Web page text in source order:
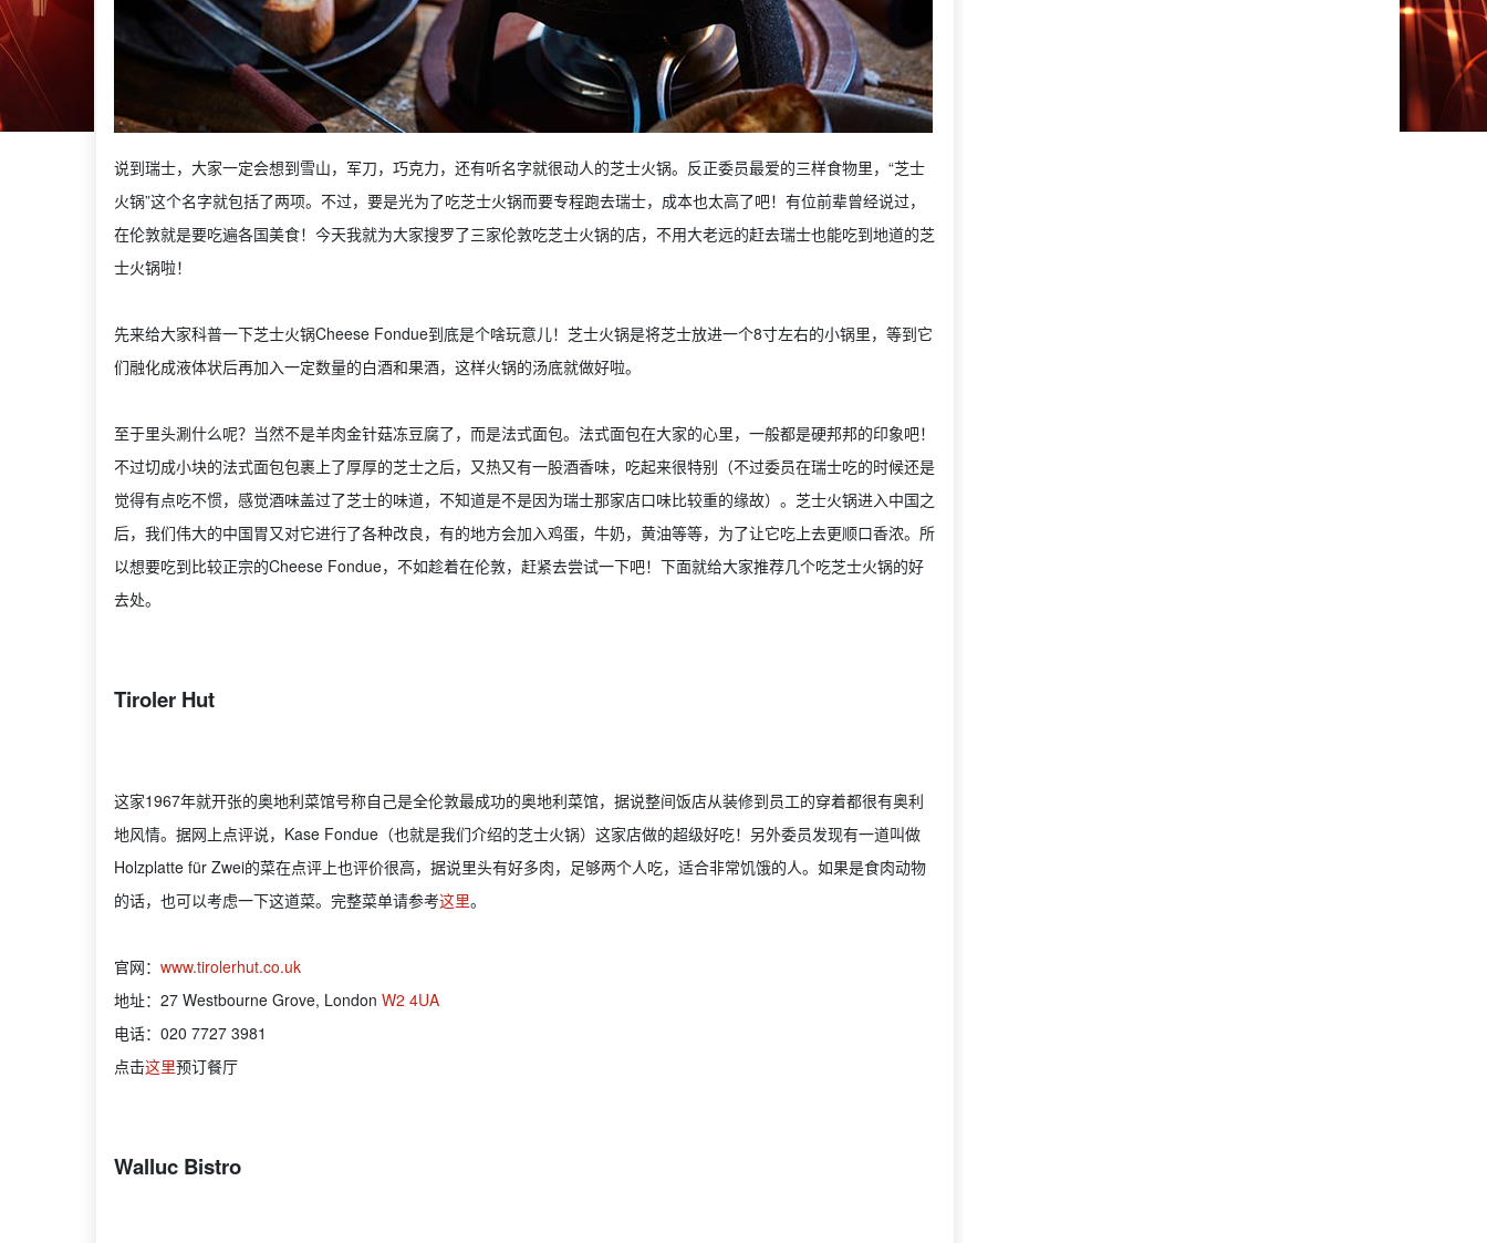
说到瑞士，大家一定会想到雪山，军刀，巧克力，还有听名字就很动人的芝士火锅。反正委员最爱的三样食物里，“芝士
火锅”这个名字就包括了两项。不过，要是光为了吃芝士火锅而要专程跑去瑞士，成本也太高了吧！有位前辈曾经说过，
在伦敦就是要吃遍各国美食！今天我就为大家搜罗了三家伦敦吃芝士火锅的店，不用大老远的赶去瑞士也能吃到地道的芝
士火锅啦！
先来给大家科普一下芝士火锅Cheese Fondue到底是个啥玩意儿！芝士火锅是将芝士放进一个8寸左右的小锅里，等到它
们融化成液体状后再加入一定数量的白酒和果酒，这样火锅的汤底就做好啦。
至于里头涮什么呢？当然不是羊肉金针菇冻豆腐了，而是法式面包。法式面包在大家的心里，一般都是硬邦邦的印象吧！
不过切成小块的法式面包包裹上了厚厚的芝士之后，又热又有一股酒香味，吃起来很特别（不过委员在瑞士吃的时候还是
觉得有点吃不惯，感觉酒味盖过了芝士的味道，不知道是不是因为瑞士那家店口味比较重的缘故）。芝士火锅进入中国之
后，我们伟大的中国胃又对它进行了各种改良，有的地方会加入鸡蛋，牛奶，黄油等等，为了让它吃上去更顺口香浓。所
以想要吃到比较正宗的Cheese Fondue，不如趁着在伦敦，赶紧去尝试一下吧！下面就给大家推荐几个吃芝士火锅的好
去处。
Tiroler Hut
这家1967年就开张的奥地利菜馆号称自己是全伦敦最成功的奥地利菜馆，据说整间饭店从装修到员工的穿着都很有奥利
地风情。据网上点评说，Kase Fondue（也就是我们介绍的芝士火锅）这家店做的超级好吃！另外委员发现有一道叫做
Holzplatte für Zwei的菜在点评上也评价很高，据说里头有好多肉，足够两个人吃，适合非常饥饿的人。如果是食肉动物
的话，也可以考虑一下这道菜。完整菜单请参考这里。
官网： www.tirolerhut.co.uk
地址：27 Westbourne Grove, London W2 4UA
电话：020 7727 3981
点击这里预订餐厅
Walluc Bistro